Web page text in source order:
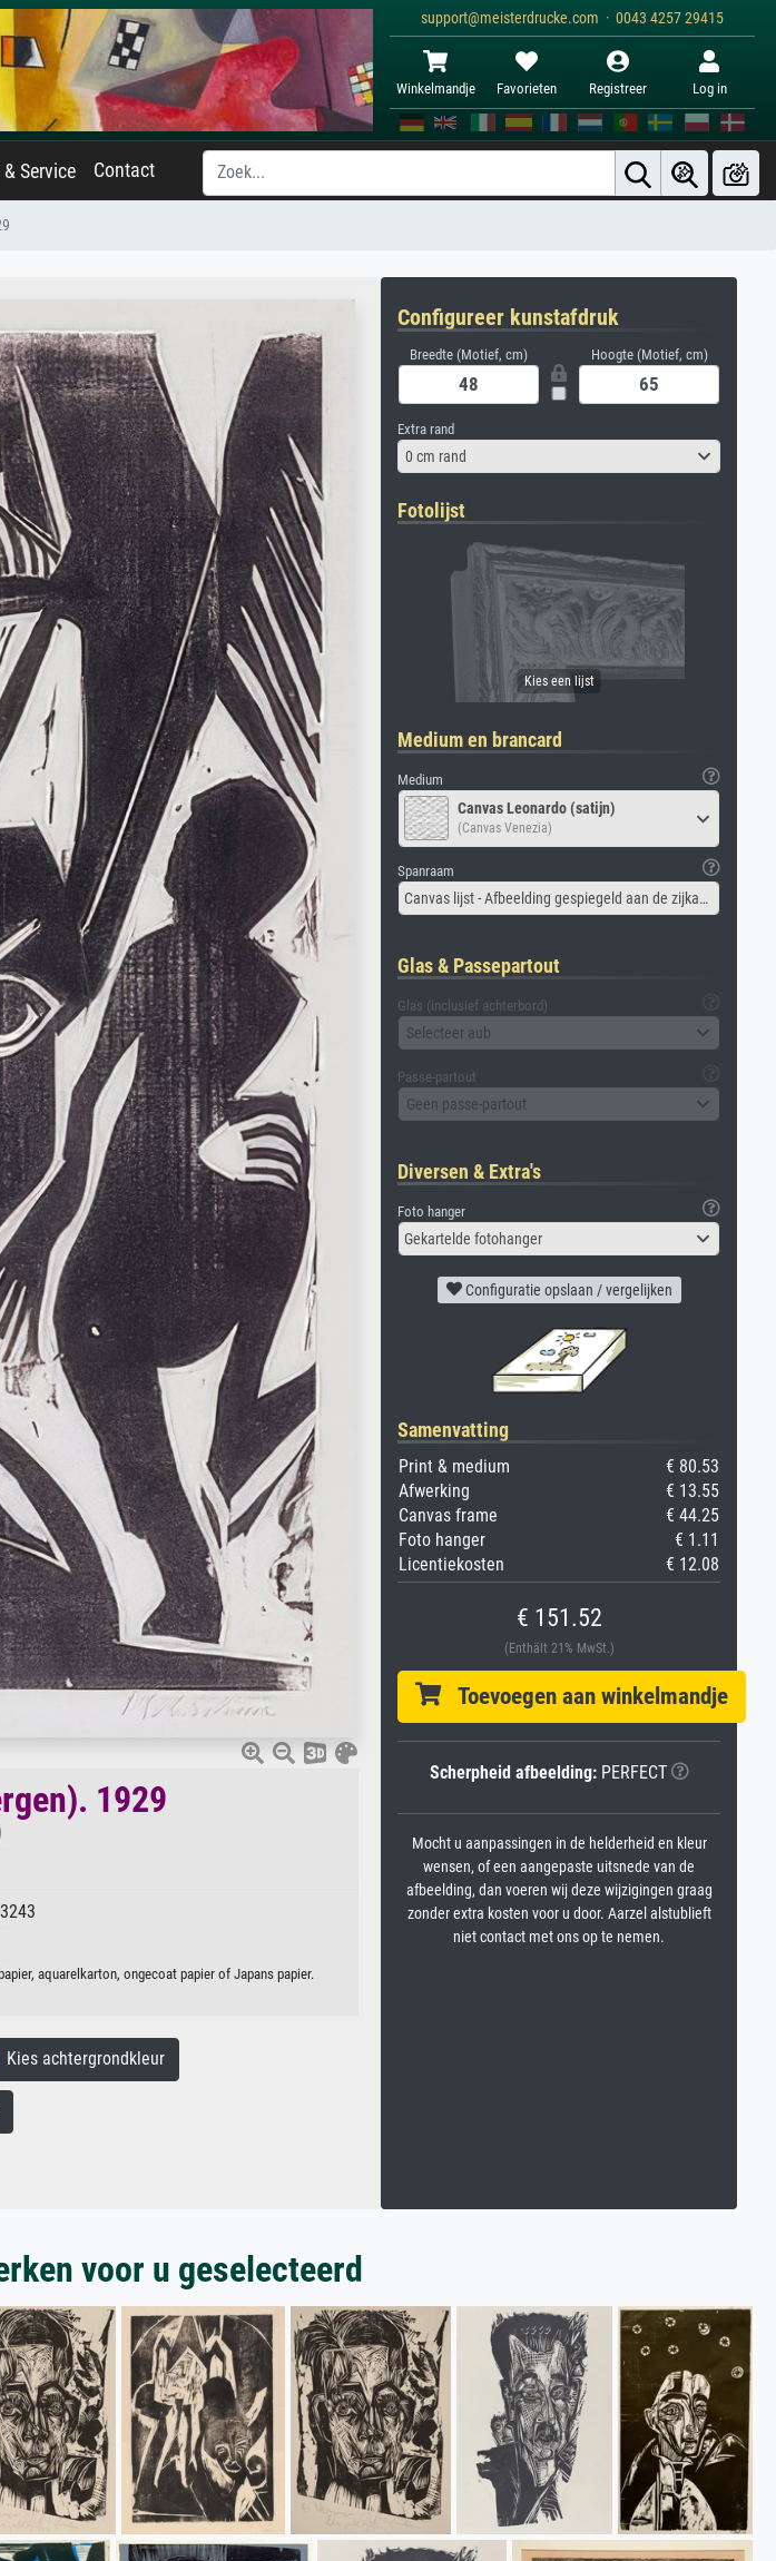
support@meisterdrucke.com · 0043 4257 29415
Winkelmandje Favorieten Registreer Log in
& Service Contact
1929
aquarelkarton, ongecoat papier of Japans papier.
Kies achtergrondkleur
Configureer kunstafdruk
Breedte (Motief, cm) Hoogte (Motief, cm)
Extra rand
0 cm rand
Fotolijst
Medium en brancard
Medium
Canvas Leonardo (satijn)
(Canvas Venezia)
Spanraam
Canvas lijst - Afbeelding gespiegeld aan de zijkant
Glas & Passepartout
Glas (inclusief achterbord)
Selecteer aub
Passe-partout
Geen passe-partout
Diversen & Extra's
Foto hanger
Gekartelde fotohanger
Configuratie opslaan / vergelijken
Samenvatting
Print & medium
€ 80.53
Afwerking
€ 13.55
Canvas frame
€ 44.25
Foto hanger
€ 1.11
Licentiekosten
€ 12.08
€ 151.52
(Enthält 21% MwSt.)
Toevoegen aan winkelmandje
Scherpheid afbeelding:PERFECT
Mocht u aanpassingen in de helderheid en kleur
wensen, of een aangepaste uitsnede van de
afbeelding, dan voeren wij deze wijzigingen graag
zonder extra kosten voor u door. Aarzel alstublieft
niet contact met ons op te nemen.
voor u geselecteerd